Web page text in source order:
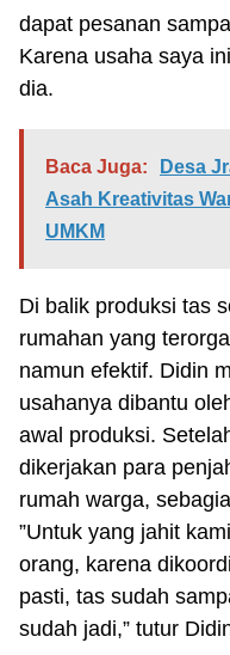
dapat pesanan
Karena usaha saya
dia.
Baca Juga:
Desa
Asah Kreativitas
UMKM
Di balik produksi tas
rumahan yang
namun efektif. Didin
usahanya dibantu
awal produksi.
dikerjakan para
rumah warga,
”Untuk yang jahit
orang, karena
pasti, tas sudah
sudah jadi,” tutur